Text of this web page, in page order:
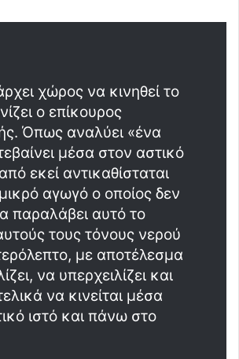
χώρος να κινηθεί το
ο επίκουρος
Όπως αναλύει «ένα
μέσα στον αστικό
εκεί αντικαθίσταται
αγωγό ο οποίος δεν
παραλάβει αυτό το
τους τόνους νερού
με αποτέλεσμα
να υπερχειλίζει και
να κινείται μέσα
ιστό και πάνω στο